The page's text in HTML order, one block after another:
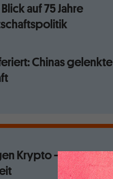
auf 75 Jahre
Chinas gelenkte
Krypto –